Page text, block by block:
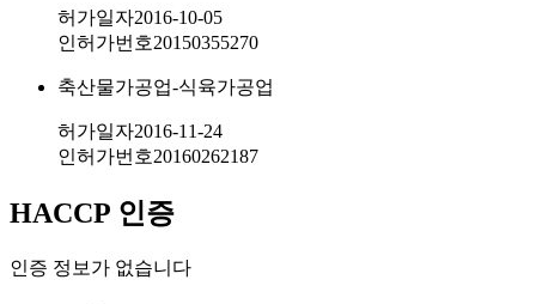
허가일자2016-10-05
인허가번호20150355270
축산물가공업-식육가공업
허가일자2016-11-24
인허가번호20160262187
HACCP 인증
인증 정보가 없습니다